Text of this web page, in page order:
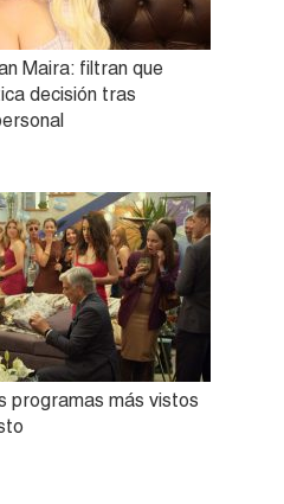
Maira: filtran que
decisión tras
programas más vistos